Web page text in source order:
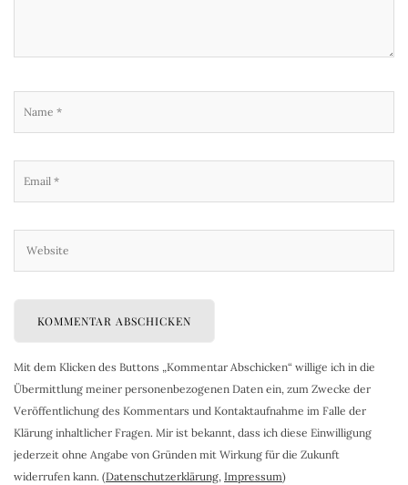
Mit dem Klicken des Buttons „Kommentar Abschicken“ willige ich in die
Übermittlung meiner personenbezogenen Daten ein, zum Zwecke der
Veröffentlichung des Kommentars und Kontaktaufnahme im Falle der
Klärung inhaltlicher Fragen. Mir ist bekannt, dass ich diese Einwilligung
jederzeit ohne Angabe von Gründen mit Wirkung für die Zukunft
widerrufen kann. (Datenschutzerklärung, Impressum)